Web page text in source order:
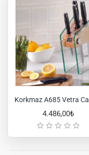
4.486,00₺